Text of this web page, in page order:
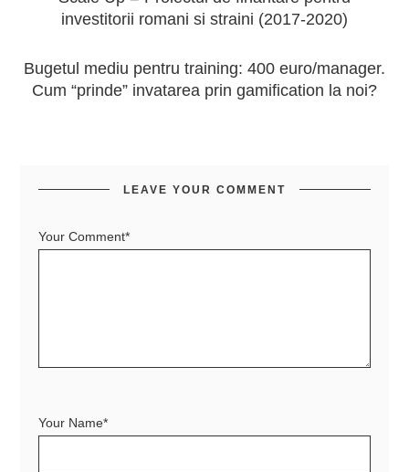
investitorii romani si straini (2017-2020)
Bugetul mediu pentru training: 400 euro/manager.
Cum “prinde” invatarea prin gamification la noi?
LEAVE YOUR COMMENT
Your Comment*
Your Name*